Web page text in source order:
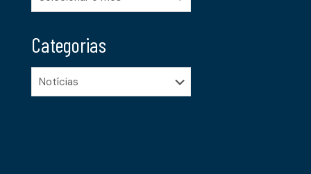
Categorias
Categorias